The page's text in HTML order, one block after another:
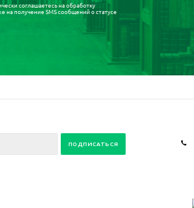
соглашаетесь наобработку
на получение SMS сообщений о статусе